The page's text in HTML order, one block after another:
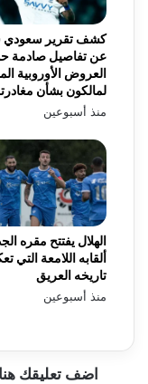
كشف تقرير سعودي
عن تفاصيل صادمة
العروض الأوروبية
لمالكون بشأن
منذ أسبوعين
الهلال يفتتح مقره
ألقابه اللامعة التي
تاريخه العريق
منذ أسبوعين
اضف تعليقك هنا